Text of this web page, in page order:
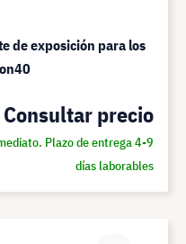
de exposición para los
Consultar precio
Plazo de entrega 4-9
días laborables